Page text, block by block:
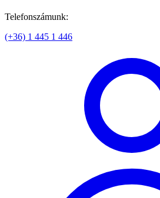
Telefonszámunk:
(+36) 1 445 1 446